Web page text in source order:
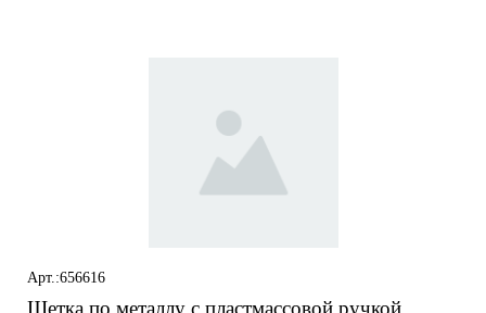
Арт.:656616
Щетка по металлу с пластмассовой ручкой